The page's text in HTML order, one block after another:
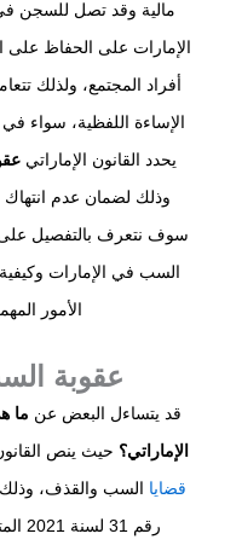
مالية وقد تصل للسجن
الإمارات على الحفاظ على
أفراد المجتمع، ولذلك
الإساءة اللفظية، سواء في
يحدد القانون الإماراتي
وذلك لضمان عدم انتهاك
سوف نتعرف بالتفصيل على
السب في الإمارات
الأمور
عقوبة
قد يتساءل البعض عن ما
الإماراتي؟ حيث ينص
قضايا السب والقذف، وذلك
رقم